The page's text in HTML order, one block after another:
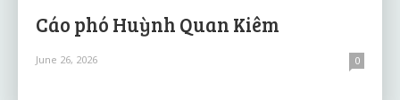
Cáo phó Huỳnh Quan Kiêm
June 26, 2026 0